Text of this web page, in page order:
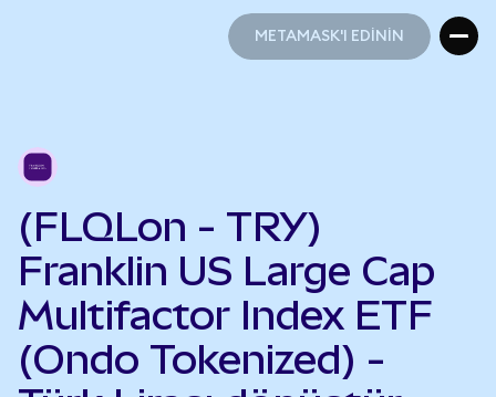
METAMASK'I EDİNİN
(FLQLon - TRY)
Franklin US Large Cap
Multifactor Index ETF
(Ondo Tokenized) -